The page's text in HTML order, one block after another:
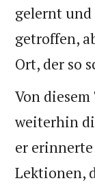
gelernt
getroffen,
Ort, der so
Von
weiterhin
er
Lektionen,